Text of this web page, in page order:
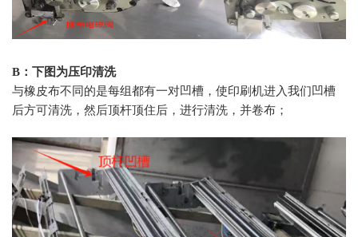
B：下图为压印清洗
与橡皮布不同的是每组都有一对凹槽，使印刷机进入我们凹槽
后方可清洗，然后顶杆顶住后，进行清洗，并卷布；